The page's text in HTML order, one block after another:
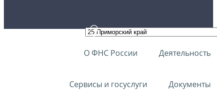
О ФНС России Деятельность
Сервисы и госуслуги Документы